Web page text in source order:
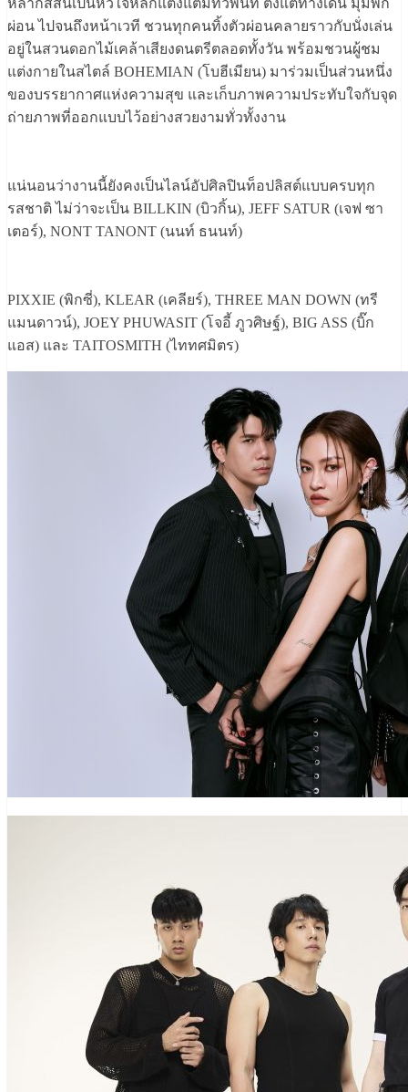
หลากสีสันเป็นหัวใจหลักแต่งแต้มทั่วพื้นที่ ตั้งแต่ทางเดิน มุมพัก
ผ่อน ไปจนถึงหน้าเวที ชวนทุกคนทิ้งตัวผ่อนคลายราวกับนั่งเล่น
อยู่ในสวนดอกไม้เคล้าเสียงดนตรีตลอดทั้งวัน พร้อมชวนผู้ชม
แต่งกายในสไตล์ BOHEMIAN (โบฮีเมียน) มาร่วมเป็นส่วนหนึ่ง
ของบรรยากาศแห่งความสุข และเก็บภาพความประทับใจกับจุด
ถ่ายภาพที่ออกแบบไว้อย่างสวยงามทั่วทั้งงาน
แน่นอนว่างานนี้ยังคงเป็นไลน์อัปศิลปินท็อปลิสต์แบบครบทุก
รสชาติ ไม่ว่าจะเป็น BILLKIN (บิวกิ้น), JEFF SATUR (เจฟ ซา
เตอร์), NONT TANONT (นนท์ ธนนท์)
PIXXIE (พิกซี่), KLEAR (เคลียร์), THREE MAN DOWN (ทรี
แมนดาวน์), JOEY PHUWASIT (โจอี้ ภูวศิษฐ์), BIG ASS (บิ๊ก
แอส) และ TAITOSMITH (ไททศมิตร)